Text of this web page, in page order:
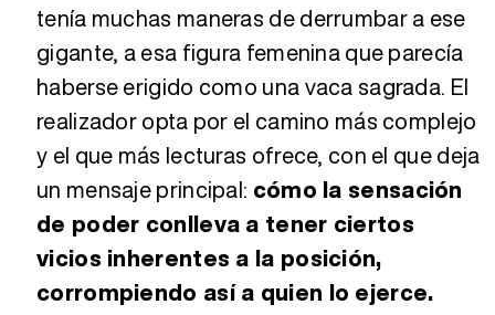
tenía muchas maneras de derrumbar a ese
gigante, a esa figura femenina que parecía
haberse erigido como una vaca sagrada. El
realizador opta por el camino más complejo
y el que más lecturas ofrece, con el que deja
un mensaje principal: cómo la sensación
de poder conlleva a tener ciertos
vicios inherentes a la posición,
corrompiendo así a quien lo ejerce.